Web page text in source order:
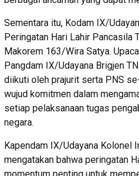
Sementara itu, Kodam IX/
Peringatan Hari Lahir Pancasila
Makorem 163/Wira Satya.
Pangdam IX/Udayana Brigjen
diikuti oleh prajurit serta PNS
wujud komitmen dalam
setiap pelaksanaan tugas
negara.
Kapendam IX/Udayana Kolonel
mengatakan bahwa peringatan